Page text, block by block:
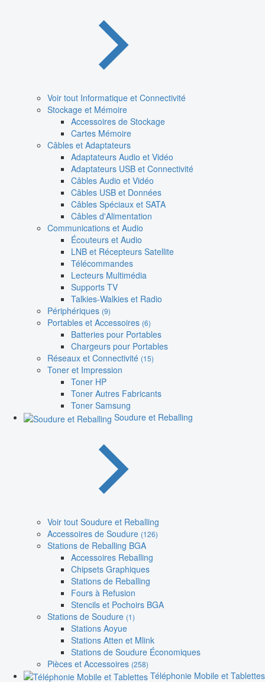
Voir tout Informatique et Connectivité
Stockage et Mémoire
Accessoires de Stockage
Cartes Mémoire
Câbles et Adaptateurs
Adaptateurs Audio et Vidéo
Adaptateurs USB et Connectivité
Câbles Audio et Vidéo
Câbles USB et Données
Câbles Spéciaux et SATA
Câbles d'Alimentation
Communications et Audio
Écouteurs et Audio
LNB et Récepteurs Satellite
Télécommandes
Lecteurs Multimédia
Supports TV
Talkies-Walkies et Radio
Périphériques (9)
Portables et Accessoires (6)
Batteries pour Portables
Chargeurs pour Portables
Réseaux et Connectivité (15)
Toner et Impression
Toner HP
Toner Autres Fabricants
Toner Samsung
Soudure et Reballing
Voir tout Soudure et Reballing
Accessoires de Soudure (126)
Stations de Reballing BGA
Accessoires Reballing
Chipsets Graphiques
Stations de Reballing
Fours à Refusion
Stencils et Pochoirs BGA
Stations de Soudure (1)
Stations Aoyue
Stations Atten et Mlink
Stations de Soudure Économiques
Pièces et Accessoires (258)
Téléphonie Mobile et Tablettes